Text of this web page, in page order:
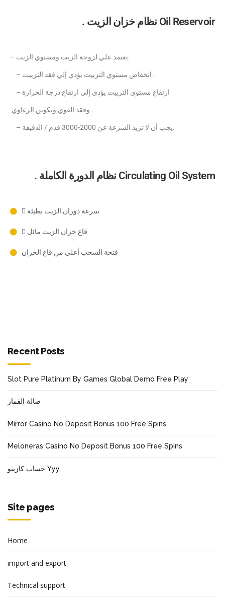
Recent Posts
Slot Pure Platinum By Games Global Demo Free Play
صالة القمار
Mirror Casino No Deposit Bonus 100 Free Spins
Meloneras Casino No Deposit Bonus 100 Free Spins
حساب كازينو Yyy
Site pages
Home
import and export
Technical support
. نظام خزان الزيت Oil Reservoir
– يعتمد علي لزوجة الزيت ومستوي الزيت.
– انخفاض مستوي التزييت يؤدي إلي فقد التزييت .
– ارتفاع مستوي التزييت يؤدي إلي ارتفاع درجة الحرارة
وفقد القوي وتكوين الرغاوي .
– يجب أن لا تزيد السرعة عن 2000-3000 قدم / الدقيقة.
. نظام الدورة الكاملة Circulating Oil System
 سرعة دوران الزيت بطيئة
 قاع خزان الزيت مائل
فتحة السحب أعلي من قاع الخزان